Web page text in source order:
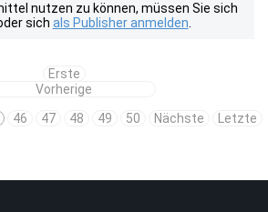
nutzen zu können, müssen Sie sich
sich als Publisher anmelden
Erste
Vorherige
46 47 48 49 50 Nächste Letzte